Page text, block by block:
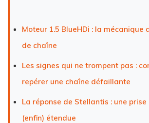
Moteur 1.5 BlueHDi : la mécanique
de chaîne
Les signes qui ne trompent pas :
repérer une chaîne défaillante
La réponse de Stellantis : une prise
(enfin) étendue